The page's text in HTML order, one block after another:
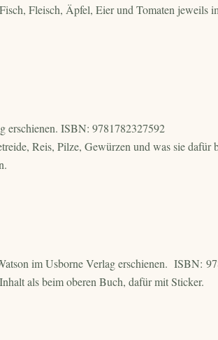
Fleisch, Äpfel, Eier und Tomaten jeweils
erschienen. ISBN: 9781782327592
Reis, Pilze, Gewürzen und was sie
im Usborne Verlag erschienen. ISBN:
als beim oberen Buch, dafür mit Sticker.